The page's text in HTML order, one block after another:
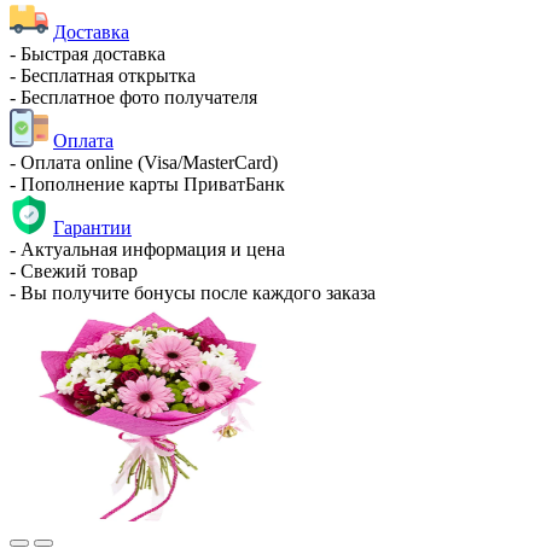
Доставка
- Быстрая доставка
- Бесплатная открытка
- Бесплатное фото получателя
Оплата
- Оплата online (Visa/MasterCard)
- Пополнение карты ПриватБанк
Гарантии
- Актуальная информация и цена
- Свежий товар
- Вы получите бонусы после каждого заказа